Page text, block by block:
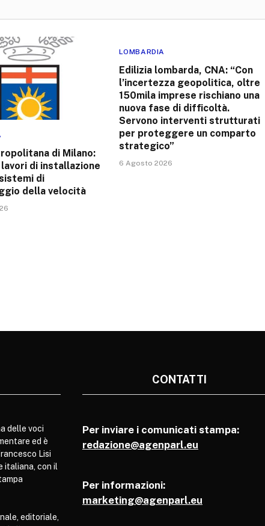
di Milano:
di installazione
di
della velocità
LOMBARDIA
Edilizia lombarda, CNA: “Con
l’incertezza geopolitica, oltre
150mila imprese rischiano una
nuova fase di difficoltà.
Servono interventi strutturati
per proteggere un comparto
strategico”
6 Agosto 2026
delle voci
ed è
Lisi
italiana, con il
editoriale,
CONTATTI
Per inviare i comunicati stampa:
redazione@agenparl.eu
Per informazioni:
marketing@agenparl.eu